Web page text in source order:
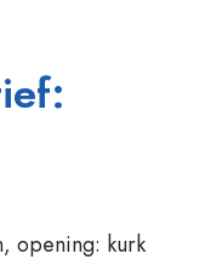
Estal flessen
Glazen flessen 500 ml